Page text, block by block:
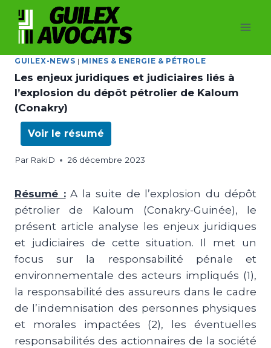
GUILEX-NEWS | MINES & ENERGIE & PÉTROLE
Les enjeux juridiques et judiciaires liés à
l’explosion du dépôt pétrolier de Kaloum
(Conakry)
Voir le résumé
Par RakiD 26 décembre 2023
Résumé :A la suite de l’explosion du dépôt
pétrolier de Kaloum (Conakry-Guinée), le
présent article analyse les enjeux juridiques
et judiciaires de cette situation. Il met un
focus sur la responsabilité pénale et
environnementale des acteurs impliqués (1),
la responsabilité des assureurs dans le cadre
de l’indemnisation des personnes physiques
et morales impactées (2), les éventuelles
responsabilités des actionnaires de la société